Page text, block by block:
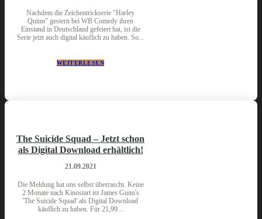
Nachdem die Zeichentrickserie "Harley
Quinn" gestern bei WB Comedy ihren
Einstand in Deutschland gefeiert hat, ist die
Serie jetzt auch digital käuflich zu haben. So...
WEITERLESEN
The Suicide Squad – Jetzt schon
als Digital Download erhältlich!
21.09.2021
Die Meldung hat uns selbst überrascht. Keine
2 Monate nach Kinostart ist James Gunn's
'The Suicide Squad' als Digital Download
käuflich zu haben. Für 21,99...